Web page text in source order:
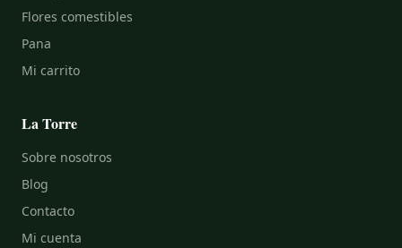
Flores comestibles
Pana
Mi carrito
La Torre
Sobre nosotros
Blog
Contacto
Mi cuenta